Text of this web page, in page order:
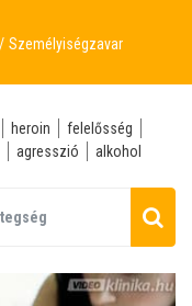
Személyiségzavar
heroin
felelősség
agresszió alkohol